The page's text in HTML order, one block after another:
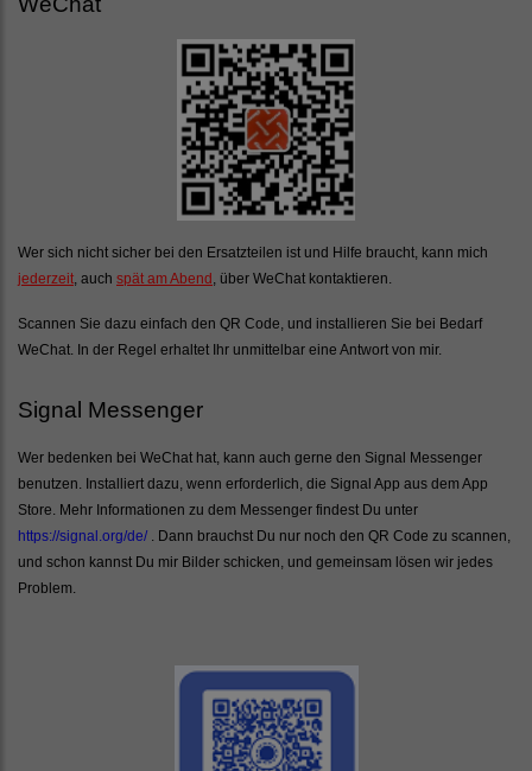
Wer sich nicht sicher bei den Ersatzteilen ist und Hilfe braucht, kann mich
jederzeit , auch spät am Abend , über WeChat kontaktieren.
Scannen Sie dazu einfach den QR Code, und installieren Sie bei Bedarf
WeChat. In der Regel erhaltet Ihr unmittelbar eine Antwort von mir.
Signal Messenger
Wer bedenken bei WeChat hat, kann auch gerne den Signal Messenger
benutzen. Installiert dazu, wenn erforderlich, die Signal App aus dem App
Store. Mehr Informationen zu dem Messenger findest Du unter
https://signal.org/de/ . Dann brauchst Du nur noch den QR Code zu scannen,
und schon kannst Du mir Bilder schicken, und gemeinsam lösen wir jedes
Problem.